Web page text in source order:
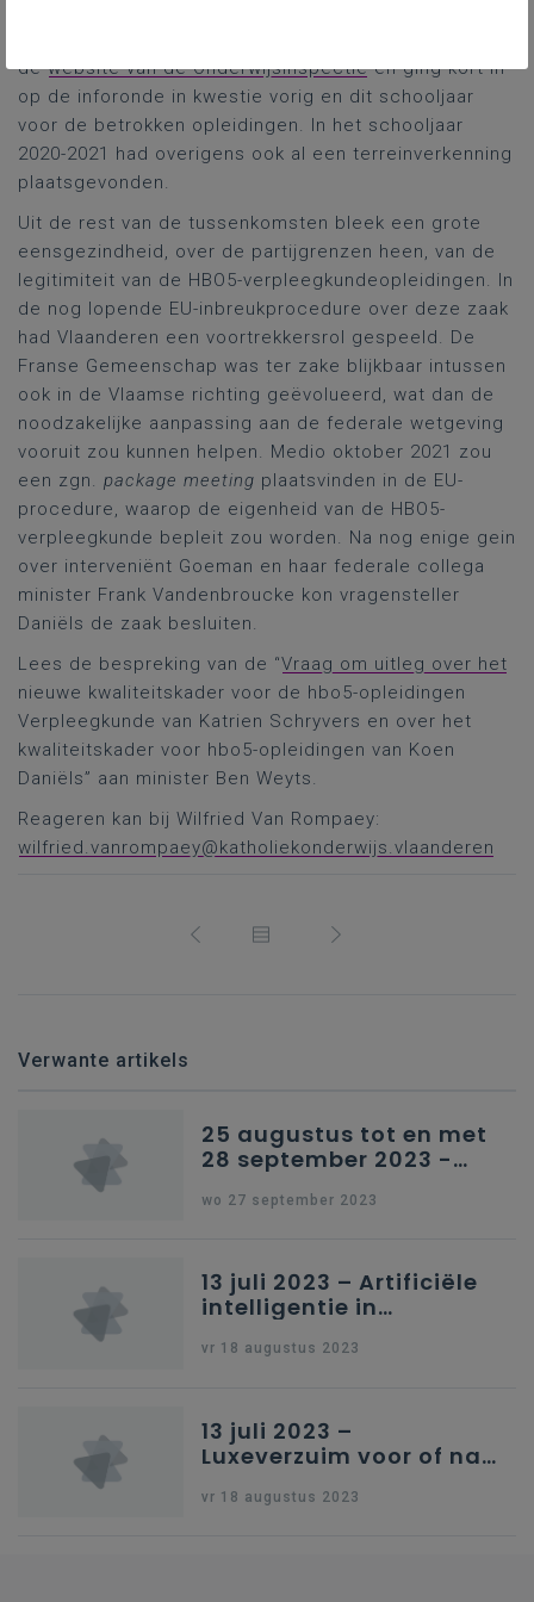
dewebsite van de Onderwijsinspectieen ging kort in
op de inforonde in kwestie vorig en dit schooljaar
voor de betrokken opleidingen. In het schooljaar
2020-2021 had overigens ook al een terreinverkenning
plaatsgevonden.
Uit de rest van de tussenkomsten bleek een grote
eensgezindheid, over de partijgrenzen heen, van de
legitimiteit van de HBO5-verpleegkundeopleidingen. In
de nog lopende EU-inbreukprocedure over deze zaak
had Vlaanderen een voortrekkersrol gespeeld. De
Franse Gemeenschap was ter zake blijkbaar intussen
ook in de Vlaamse richting geëvolueerd, wat dan de
noodzakelijke aanpassing aan de federale wetgeving
vooruit zou kunnen helpen. Medio oktober 2021 zou
een zgn. package meeting plaatsvinden in de EU-
procedure, waarop de eigenheid van de HBO5-
verpleegkunde bepleit zou worden. Na nog enige gein
over interveniënt Goeman en haar federale collega
minister Frank Vandenbroucke kon vragensteller
Daniëls de zaak besluiten.
Lees de bespreking van de “Vraag om uitleg over het
nieuwe kwaliteitskader voor de hbo5-opleidingen
Verpleegkunde van Katrien Schryvers en over het
kwaliteitskader voor hbo5-opleidingen van Koen
Daniëls” aan minister Ben Weyts.
Reageren kan bij Wilfried Van Rompaey:
wilfried.vanrompaey@katholiekonderwijs.vlaanderen
Verwante artikels
25 augustus tot en met
28 september 2023 -
wo 27 september 2023
13 juli 2023 – Artificiële
intelligentie in
vr 18 augustus 2023
13 juli 2023 –
Luxeverzuim voor of na
vr 18 augustus 2023